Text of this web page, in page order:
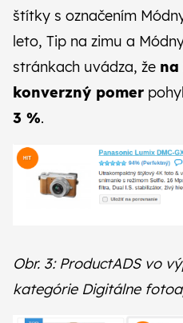
štítky s označením
leto, Tip na zimu a
stránkach uvádza, že na
konverzný pomer
3 %.
Obr. 3: ProductADS vo
kategórie Digitálne